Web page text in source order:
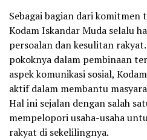
Sebagai bagian dari komitmen
Kodam Iskandar Muda selalu
persoalan dan kesulitan
pokoknya dalam pembinaan
aspek komunikasi sosial,
aktif dalam membantu
Hal ini sejalan dengan salah
mempelopori usaha-usaha
rakyat di sekelilingnya.